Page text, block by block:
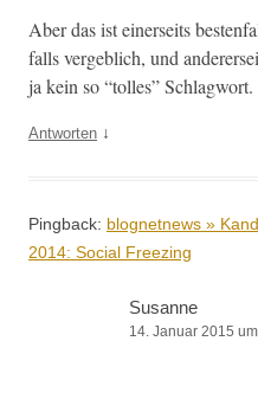
Aber das ist ein­er­seits
falls verge­blich, und
ja kein so “tolles” Schlagwort.
Antworten ↓
Pingback: blognetnews »
2014: Social Freezing
Susanne
14. Januar 2015